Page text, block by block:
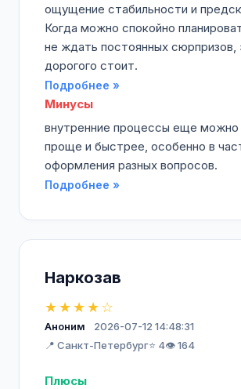
ощущение стабильности и
Когда можно спокойно
не ждать постоянных сюрпризов,
дорогого стоит.
Подробнее »
Минусы
внутренние процессы еще можно
проще и быстрее, особенно в
оформления разных вопросов.
Подробнее »
Наркозав
★★★★☆
Аноним
2026-07-12 14:48:31
📍 Санкт-Петербург⭐ 4👁️ 164
Плюсы